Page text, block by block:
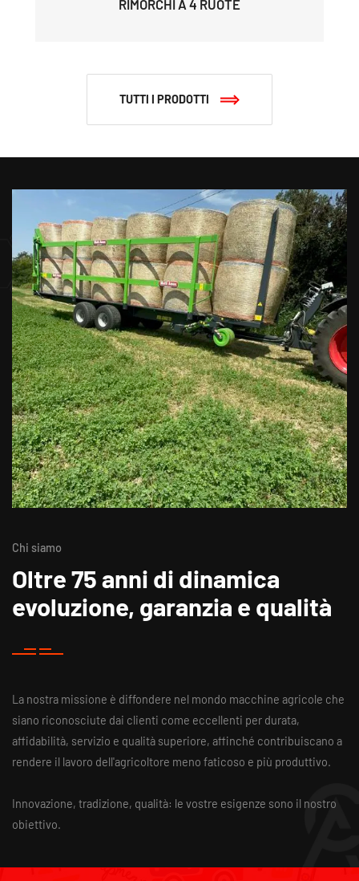
RIMORCHI A 4 RUOTE
TUTTI I PRODOTTI
Chi siamo
Oltre 75 anni di dinamica
evoluzione, garanzia e qualità
La nostra missione è diffondere nel mondo macchine agricole che
siano riconosciute dai clienti come eccellenti per durata,
affidabilità, servizio e qualità superiore, affinché contribuiscano a
rendere il lavoro dell'agricoltore meno faticoso e più produttivo.
Innovazione, tradizione, qualità: le vostre esigenze sono il nostro
obiettivo.